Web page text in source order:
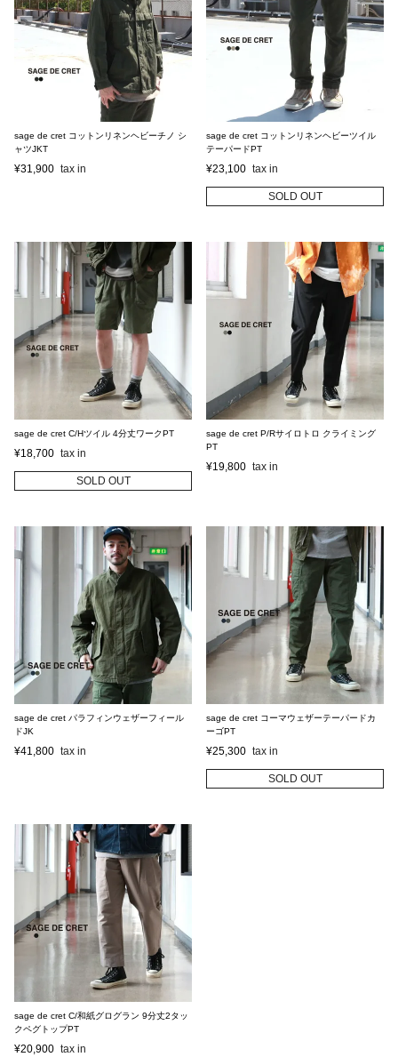
sage de cret コットンリネンヘビーチノ シ
ャツJKT
¥31,900
sage de cret コットンリネンヘビーツイル
テーパードPT
¥23,100
SOLD OUT
sage de cret C/Hツイル 4分丈ワークPT
¥18,700
SOLD OUT
sage de cret P/Rサイロトロ クライミング
PT
¥19,800
sage de cret パラフィンウェザーフィール
ドJK
¥41,800
sage de cret コーマウェザーテーパードカ
ーゴPT
¥25,300
SOLD OUT
sage de cret C/和紙グログラン 9分丈2タッ
クペグトップPT
¥20,900